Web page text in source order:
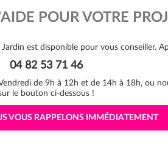
POUR VOTRE
est disponible pour vous conseiller.
04 82 53 71 46
de 9h à 12h et de 14h à 18h, ou
le bouton ci-dessous !
VOUS RAPPELONS IMMÉDIATEMENT